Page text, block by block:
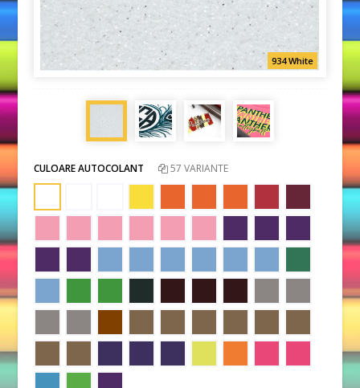
934 White
CULOARE AUTOCOLANT 57 VARIANTE